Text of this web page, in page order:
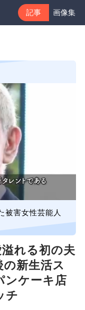
記事 画像集
被害女性芸能人
れる初の夫
新生活ス
ンケーキ店
チ